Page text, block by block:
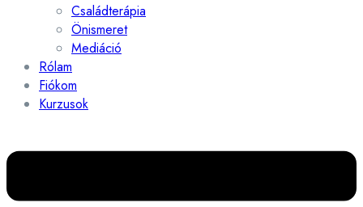
Családterápia
Önismeret
Mediáció
Rólam
Fiókom
Kurzusok